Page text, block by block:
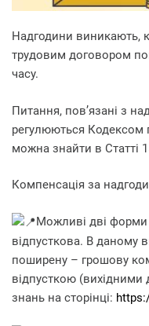
Надгодини виникають,
трудовим договором
часу.
Питання, пов’язані з
регулюються Кодексом
можна знайти в Статті
Компенсація за
Можливі дві форми
відпусткова. В даному
поширену – грошову
відпусткою (вихідними
знань на сторінці: